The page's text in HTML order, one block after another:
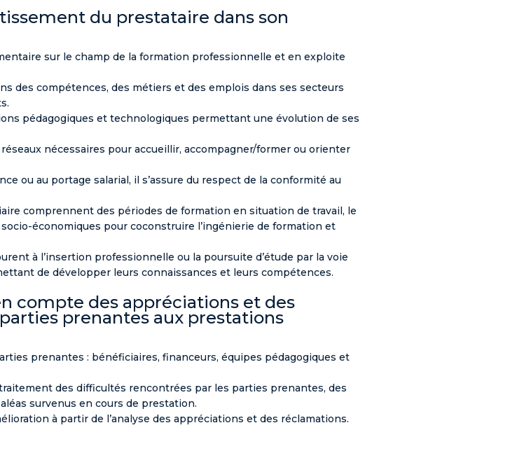
du prestataire dans son
sur le champ de la formation professionnelle et en exploite
des compétences, des métiers et des emplois dans ses secteurs
pédagogiques et technologiques permettant une évolution de ses
nécessaires pour accueillir, accompagner/former ou orienter
ou au portage salarial, il s’assure du respect de la conformité au
comprennent des périodes de formation en situation de travail, le
économiques pour coconstruire l’ingénierie de formation et
à l’insertion professionnelle ou la poursuite d’étude par la voie
de développer leurs connaissances et leurs compétences.
compte des appréciations et des
prenantes aux prestations
prenantes : bénéficiaires, financeurs, équipes pédagogiques et
des difficultés rencontrées par les parties prenantes, des
survenus en cours de prestation.
à partir de l’analyse des appréciations et des réclamations.